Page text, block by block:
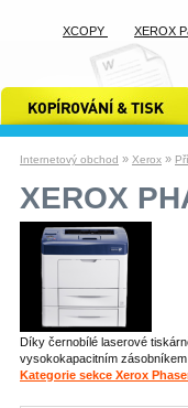
Internetový obchod » Xerox »
XEROX
Díky černobílé laserové
vysokokapacitním
Kategorie sekce Xerox
kopírování a tisk xcopy
XCOPY XEROX